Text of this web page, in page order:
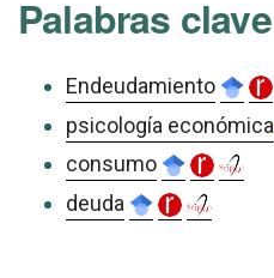
Palabras clave
Endeudamiento
psicología económica
consumo
deuda